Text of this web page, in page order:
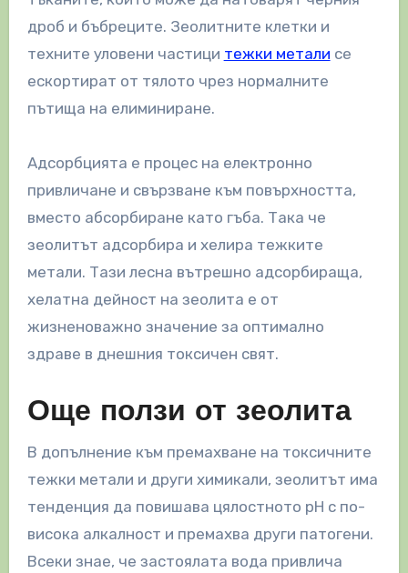
дроб и бъбреците. Зеолитните клетки и
техните уловени частици тежки метали се
ескортират от тялото чрез нормалните
пътища на елиминиране.
Адсорбцията е процес на електронно
привличане и свързване към повърхността,
вместо абсорбиране като гъба. Така че
зеолитът адсорбира и хелира тежките
метали. Тази лесна вътрешно адсорбираща,
хелатна дейност на зеолита е от
жизненоважно значение за оптимално
здраве в днешния токсичен свят.
Още ползи от зеолита
В допълнение към премахване на токсичните
тежки метали и други химикали, зеолитът има
тенденция да повишава цялостното рН с по-
висока алкалност и премахва други патогени.
Всеки знае, че застоялата вода привлича